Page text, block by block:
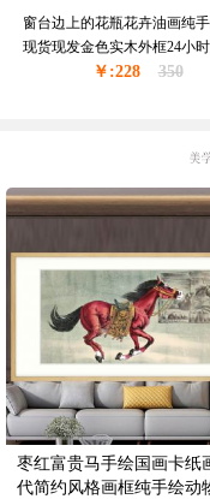
窗台边上的花瓶花卉油画纯
现货现发金色实木外框24小
货
￥:228 350
枣红富贵马手绘国画卡纸
代简约风格画框纯手绘动